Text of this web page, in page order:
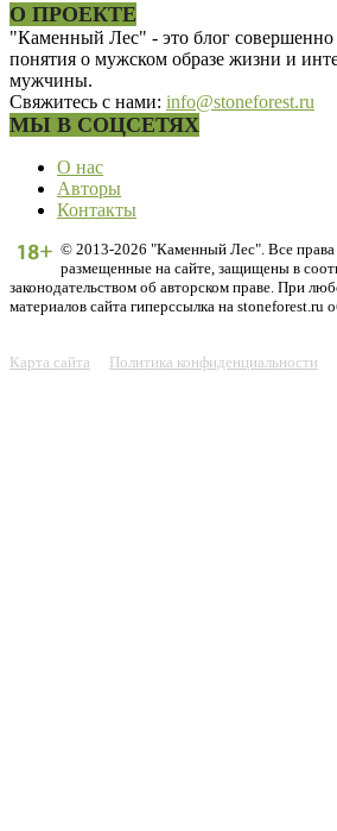
О ПРОЕКТЕ
"Каменный Лес" - это блог совершенно
понятия о мужском образе жизни и
мужчины.
Свяжитесь с нами: info@stoneforest.ru
МЫ В СОЦСЕТЯХ
О нас
Авторы
Контакты
© 2013-2026 "Каменный Лес". Все права
размещенные на сайте, защищены в
законодательством об авторском праве. При
материалов сайта гиперссылка на stoneforest.ru
Карта сайта Политика конфиденциальности